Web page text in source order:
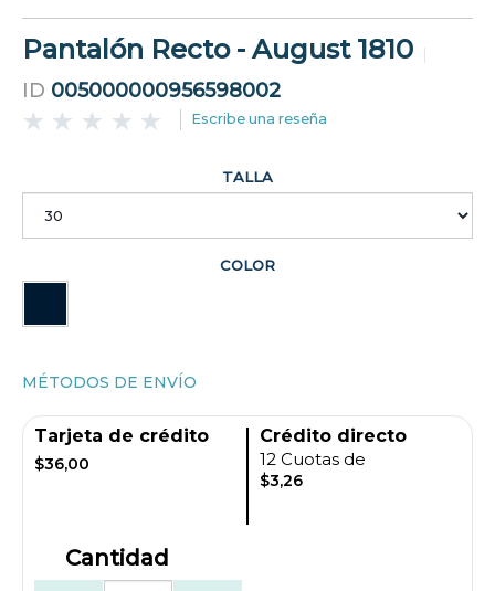
Pantalón Recto - August 1810
ID 005000000956598002
Escribe una reseña
TALLA
COLOR
MÉTODOS DE ENVÍO
Tarjeta de crédito
$36,00
Crédito directo
12 Cuotas de
$3,26
Cantidad